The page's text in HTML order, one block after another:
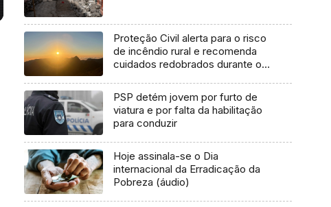
Proteção Civil alerta para o risco
de incêndio rural e recomenda
cuidados redobrados durante o
PSP detém jovem por furto de
viatura e por falta da habilitação
para conduzir
Hoje assinala-se o Dia
internacional da Erradicação da
Pobreza (áudio)